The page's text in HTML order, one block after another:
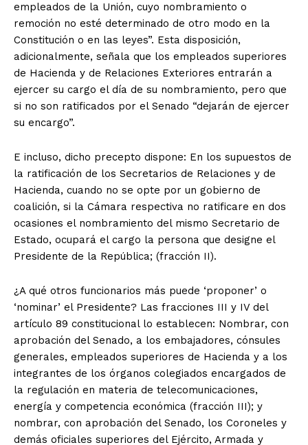
empleados de la Unión, cuyo nombramiento o
remoción no esté determinado de otro modo en la
Constitución o en las leyes”. Esta disposición,
adicionalmente, señala que los empleados superiores
de Hacienda y de Relaciones Exteriores entrarán a
ejercer su cargo el día de su nombramiento, pero que
si no son ratificados por el Senado “dejarán de ejercer
su encargo”.
E incluso, dicho precepto dispone: En los supuestos de
la ratificación de los Secretarios de Relaciones y de
Hacienda, cuando no se opte por un gobierno de
coalición, si la Cámara respectiva no ratificare en dos
ocasiones el nombramiento del mismo Secretario de
Estado, ocupará el cargo la persona que designe el
Presidente de la República; (fracción II).
¿A qué otros funcionarios más puede ‘proponer’ o
‘nominar’ el Presidente? Las fracciones III y IV del
artículo 89 constitucional lo establecen: Nombrar, con
aprobación del Senado, a los embajadores, cónsules
generales, empleados superiores de Hacienda y a los
integrantes de los órganos colegiados encargados de
la regulación en materia de telecomunicaciones,
energía y competencia económica (fracción III); y
nombrar, con aprobación del Senado, los Coroneles y
demás oficiales superiores del Ejército, Armada y